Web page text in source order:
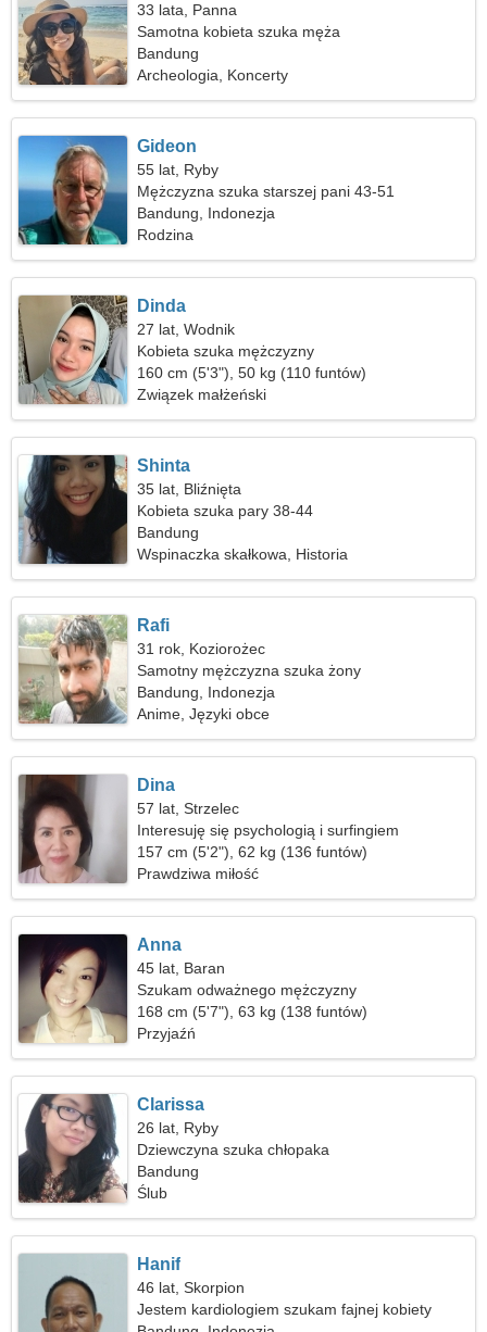
33 lata, Panna
Samotna kobieta szuka męża
Bandung
Archeologia, Koncerty
Gideon
55 lat, Ryby
Mężczyzna szuka starszej pani 43-51
Bandung, Indonezja
Rodzina
Dinda
27 lat, Wodnik
Kobieta szuka mężczyzny
160 cm (5'3"), 50 kg (110 funtów)
Związek małżeński
Shinta
35 lat, Bliźnięta
Kobieta szuka pary 38-44
Bandung
Wspinaczka skałkowa, Historia
Rafi
31 rok, Koziorożec
Samotny mężczyzna szuka żony
Bandung, Indonezja
Anime, Języki obce
Dina
57 lat, Strzelec
Interesuję się psychologią i surfingiem
157 cm (5'2"), 62 kg (136 funtów)
Prawdziwa miłość
Anna
45 lat, Baran
Szukam odważnego mężczyzny
168 cm (5'7"), 63 kg (138 funtów)
Przyjaźń
Clarissa
26 lat, Ryby
Dziewczyna szuka chłopaka
Bandung
Ślub
Hanif
46 lat, Skorpion
Jestem kardiologiem szukam fajnej kobiety